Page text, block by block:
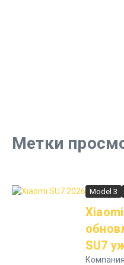
Метки
Model 3
SU7